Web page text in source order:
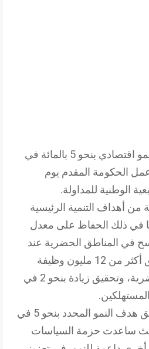
تستهدف الصين تحقيق نمو اقتصادي بنحو 5 بالمائة في
عمل الحكومة المقدم يوم
الوطنية للمداولة.
أهداف التنمية الرئيسية
في ذلك الحفاظ على معدل
في المناطق الحضرية عند
نحو 5.5 في المائة، وخلق أكثر من 12 مليون وظيفة
جديدة في المناطق الحضرية، وتحقيق زيادة بنحو 2 في
وتمكنت الصين من تحقيق هدف النمو المحدد بنحو 5 في
في عام 2024، حيث ساعدت حزمة السياسات